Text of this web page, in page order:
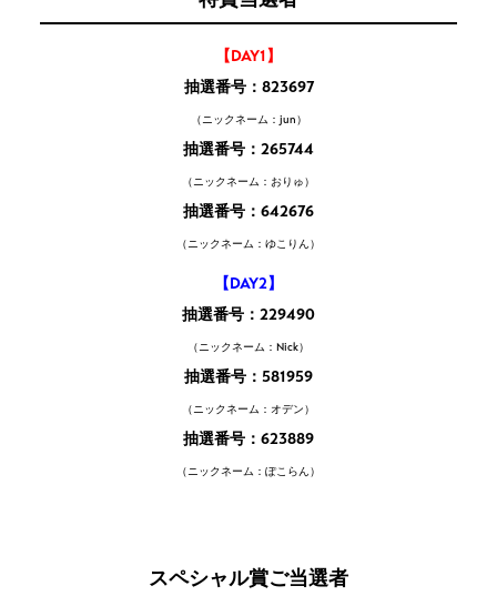
【DAY1】
抽選番号：823697
（ニックネーム：jun）
抽選番号：265744
（ニックネーム：おりゅ）
抽選番号：642676
（ニックネーム：ゆこりん）
【DAY2】
抽選番号：229490
（ニックネーム：Nick）
抽選番号：581959
（ニックネーム：オデン）
抽選番号：623889
（ニックネーム：ぽこらん）
スペシャル賞ご当選者